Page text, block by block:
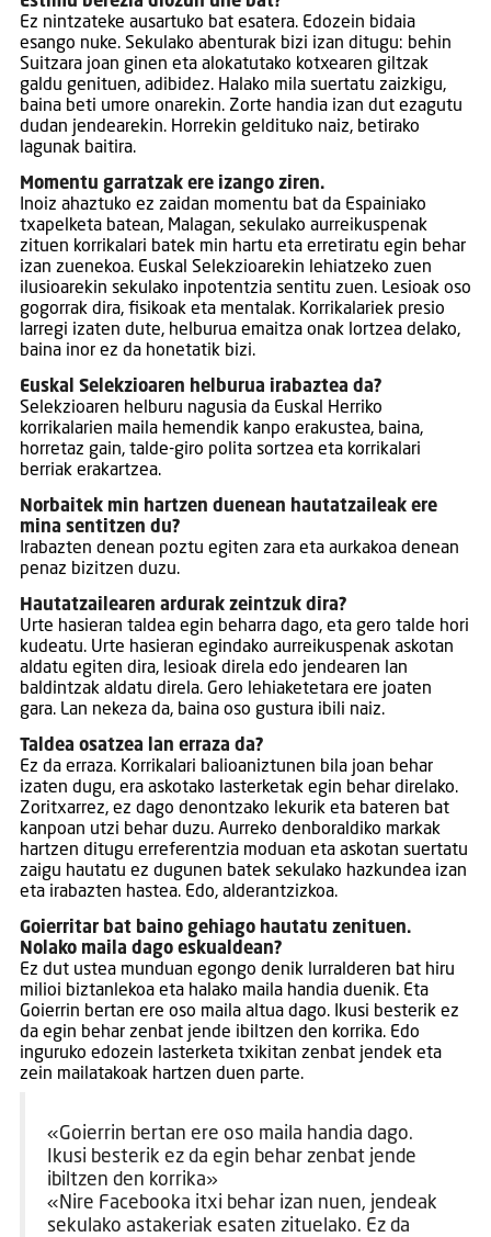
Ez nintzateke ausartuko bat esatera. Edozein bidaia
esango nuke. Sekulako abenturak bizi izan ditugu: behin
Suitzara joan ginen eta alokatutako kotxearen giltzak
galdu genituen, adibidez. Halako mila suertatu zaizkigu,
baina beti umore onarekin. Zorte handia izan dut ezagutu
dudan jendearekin. Horrekin geldituko naiz, betirako
lagunak baitira.
Momentu garratzak ere izango ziren.
Inoiz ahaztuko ez zaidan momentu bat da Espainiako
txapelketa batean, Malagan, sekulako aurreikuspenak
zituen korrikalari batek min hartu eta erretiratu egin behar
izan zuenekoa. Euskal Selekzioarekin lehiatzeko zuen
ilusioarekin sekulako inpotentzia sentitu zuen. Lesioak oso
gogorrak dira, fisikoak eta mentalak. Korrikalariek presio
larregi izaten dute, helburua emaitza onak lortzea delako,
baina inor ez da honetatik bizi.
Euskal Selekzioaren helburua irabaztea da?
Selekzioaren helburu nagusia da Euskal Herriko
korrikalarien maila hemendik kanpo erakustea, baina,
horretaz gain, talde-giro polita sortzea eta korrikalari
berriak erakartzea.
Norbaitek min hartzen duenean hautatzaileak ere
mina sentitzen du?
Irabazten denean poztu egiten zara eta aurkakoa denean
penaz bizitzen duzu.
Hautatzailearen ardurak zeintzuk dira?
Urte hasieran taldea egin beharra dago, eta gero talde hori
kudeatu. Urte hasieran egindako aurreikuspenak askotan
aldatu egiten dira, lesioak direla edo jendearen lan
baldintzak aldatu direla. Gero lehiaketetara ere joaten
gara. Lan nekeza da, baina oso gustura ibili naiz.
Taldea osatzea lan erraza da?
Ez da erraza. Korrikalari balioaniztunen bila joan behar
izaten dugu, era askotako lasterketak egin behar direlako.
Zoritxarrez, ez dago denontzako lekurik eta bateren bat
kanpoan utzi behar duzu. Aurreko denboraldiko markak
hartzen ditugu erreferentzia moduan eta askotan suertatu
zaigu hautatu ez dugunen batek sekulako hazkundea izan
eta irabazten hastea. Edo, alderantzizkoa.
Goierritar bat baino gehiago hautatu zenituen.
Nolako maila dago eskualdean?
Ez dut ustea munduan egongo denik lurralderen bat hiru
milioi biztanlekoa eta halako maila handia duenik. Eta
Goierrin bertan ere oso maila altua dago. Ikusi besterik ez
da egin behar zenbat jende ibiltzen den korrika. Edo
inguruko edozein lasterketa txikitan zenbat jendek eta
zein mailatakoak hartzen duen parte.
«Goierrin bertan ere oso maila handia dago.
Ikusi besterik ez da egin behar zenbat jende
ibiltzen den korrika»
«Nire Facebooka itxi behar izan nuen, jendeak
sekulako astakeriak esaten zituelako. Ez da